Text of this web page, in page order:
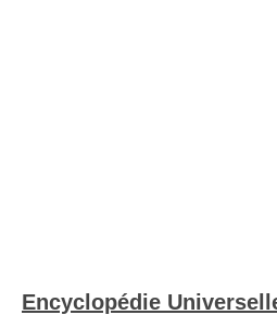
Encyclopédie